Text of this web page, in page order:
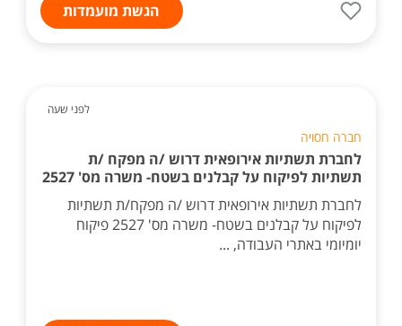
הגשת מועמדות
לפני שעה
חברה חסויה
לחברת תשתיות אירופאית דרוש /ה מפקח /ת
תשתיות לפיקוח על קבלנים בשטח- משרה מס' 2527
לחברת תשתיות אירופאית דרוש /ה מפקח/ת תשתיות
לפיקוח על קבלנים בשטח- משרה מס' 2527 פיקוח
יומיומי באתרי העבודה, ...